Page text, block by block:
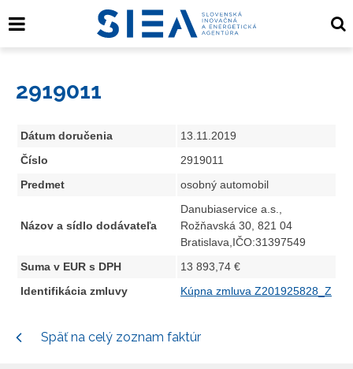
2919011
Dátum doručenia
13.11.2019
Číslo
2919011
Predmet
osobný automobil
Názov a sídlo dodávateľa
Danubiaservice a.s.,
Rožňavská 30, 821 04
Bratislava,IČO:31397549
Suma v EUR s DPH
13 893,74 €
Identifikácia zmluvy
Kúpna zmluva Z201925828_Z
Späť na celý zoznam faktúr